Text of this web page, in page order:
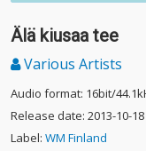
Älä kiusaa tee
Various Artists
Audio format: 16bit/
Release date: 2013-10-18
Label: WM Finland